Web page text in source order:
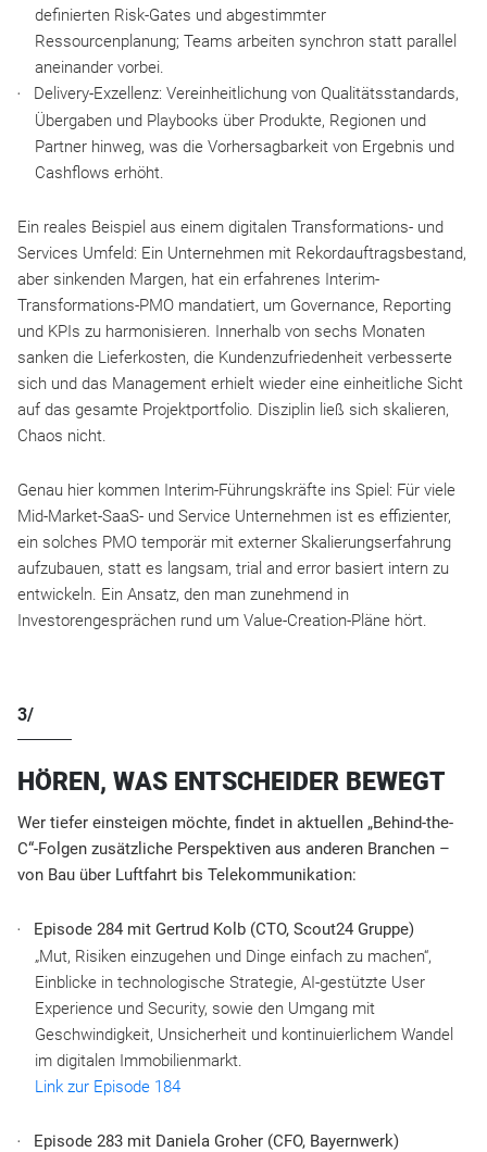
definierten Risk-Gates und abgestimmter
Ressourcenplanung; Teams arbeiten synchron statt parallel
aneinander vorbei.​
Delivery-Exzellenz: Vereinheitlichung von Qualitätsstandards,
Übergaben und Playbooks über Produkte, Regionen und
Partner hinweg, was die Vorhersagbarkeit von Ergebnis und
Cashflows erhöht.​
Ein reales Beispiel aus einem digitalen Transformations- und
Services Umfeld: Ein Unternehmen mit Rekordauftragsbestand,
aber sinkenden Margen, hat ein erfahrenes Interim-
Transformations-PMO mandatiert, um Governance, Reporting
und KPIs zu harmonisieren. Innerhalb von sechs Monaten
sanken die Lieferkosten, die Kundenzufriedenheit verbesserte
sich und das Management erhielt wieder eine einheitliche Sicht
auf das gesamte Projektportfolio. Disziplin ließ sich skalieren,
Chaos nicht.​
Genau hier kommen Interim-Führungskräfte ins Spiel: Für viele
Mid-Market-SaaS- und Service Unternehmen ist es effizienter,
ein solches PMO temporär mit externer Skalierungserfahrung
aufzubauen, statt es langsam, trial and error basiert intern zu
entwickeln. Ein Ansatz, den man zunehmend in
Investorengesprächen rund um Value-Creation-Pläne hört.​
3/
HÖREN, WAS ENTSCHEIDER BEWEGT
Wer tiefer einsteigen möchte, findet in aktuellen „Behind-the-
C“-Folgen zusätzliche Perspektiven aus anderen Branchen –
von Bau über Luftfahrt bis Telekommunikation:​
Episode 284 mit Gertrud Kolb (CTO, Scout24 Gruppe)
„Mut, Risiken einzugehen und Dinge einfach zu machen“,
Einblicke in technologische Strategie, AI-gestützte User
Experience und Security, sowie den Umgang mit
Geschwindigkeit, Unsicherheit und kontinuierlichem Wandel
im digitalen Immobilienmarkt.
Link zur Episode 184
Episode 283 mit Daniela Groher (CFO, Bayernwerk)